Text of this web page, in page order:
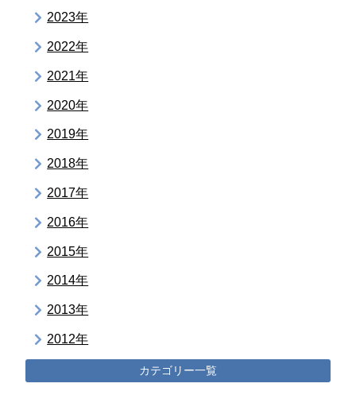
2023年
2022年
2021年
2020年
2019年
2018年
2017年
2016年
2015年
2014年
2013年
2012年
カテゴリー一覧